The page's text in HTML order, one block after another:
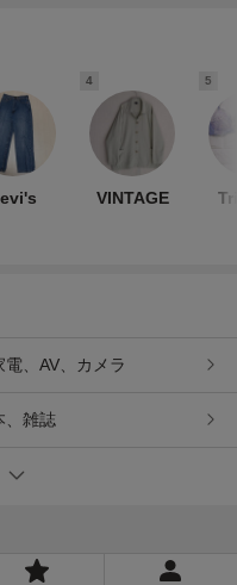
4
VINTAGE
5
電、AV、カメラ
、雑誌